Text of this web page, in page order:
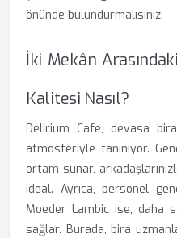
önünde bulundurmalısınız.
İki Mekân
Kalitesi Nasıl?
Delirium Cafe, devasa
atmosferiyle tanınıyor.
ortam sunar,
ideal. Ayrıca, personel
Moeder Lambic ise, daha
sağlar. Burada, bira